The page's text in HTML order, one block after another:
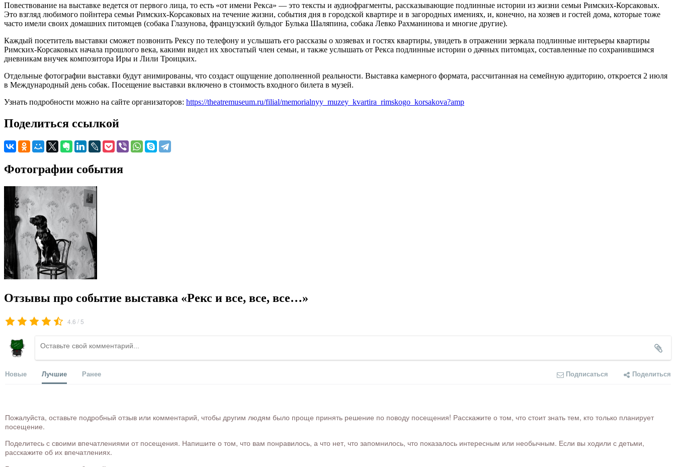
Повествование на выставке ведется от первого лица, то есть «от имени Рекса» — это тексты и аудиофрагменты, рассказывающие подлинные истории из жизни семьи Римских-Корсаковых.
Это взгляд любимого пойнтера семьи Римских-Корсаковых на течение жизни, события дня в городской квартире и в загородных имениях, и, конечно, на хозяев и гостей дома, которые тоже
часто имели своих домашних питомцев (собака Глазунова, французский бульдог Булька Шаляпина, собака Левко Рахманинова и многие другие).
Каждый посетитель выставки сможет позвонить Рексу по телефону и услышать его рассказы о хозяевах и гостях квартиры, увидеть в отражении зеркала подлинные интерьеры квартиры
Римских-Корсаковых начала прошлого века, какими видел их хвостатый член семьи, и также услышать от Рекса подлинные истории о дачных питомцах, составленные по сохранившимся
дневникам внучек композитора Иры и Лили Троицких.
Отдельные фотографии выставки будут анимированы, что создаст ощущение дополненной реальности. Выставка камерного формата, рассчитанная на семейную аудиторию, откроется 2 июля
в Международный день собак. Посещение выставки включено в стоимость входного билета в музей.
Узнать подробности можно на сайте организаторов: https://theatremuseum.ru/filial/memorialnyy_muzey_kvartira_rimskogo_korsakova?amp
Поделиться ссылкой
Фотографии события
Отзывы про событие выставка «Рекс и все, все, все…»
4.6 / 5
Новые Лучшие Ранее Подписаться Поделиться
Пожалуйста, оставьте подробный отзыв или комментарий, чтобы другим людям было проще принять решение по поводу посещения! Расскажите о том, что стоит знать тем, кто только планирует
посещение.
Поделитесь с своими впечатлениями от посещения. Напишите о том, что вам понравилось, а что нет, что запомнилось, что показалось интересным или необычным. Если вы ходили с детьми,
расскажите об их впечатлениях.